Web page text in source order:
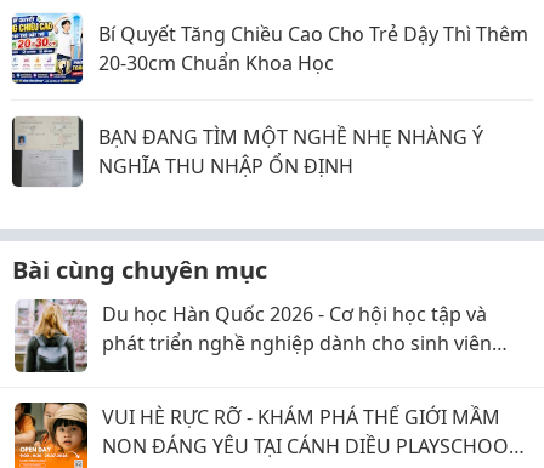
Bí Quyết Tăng Chiều Cao Cho Trẻ Dậy Thì Thêm
20-30cm Chuẩn Khoa Học
BẠN ĐANG TÌM MỘT NGHỀ NHẸ NHÀNG Ý
NGHĨA THU NHẬP ỔN ĐỊNH
Bài cùng chuyên mục
Du học Hàn Quốc 2026 - Cơ hội học tập và
phát triển nghề nghiệp dành cho sinh viên
VUI HÈ RỰC RỠ - KHÁM PHÁ THẾ GIỚI MẦM
NON ĐÁNG YÊU TẠI CÁNH DIỀU PLAYSCHOOL